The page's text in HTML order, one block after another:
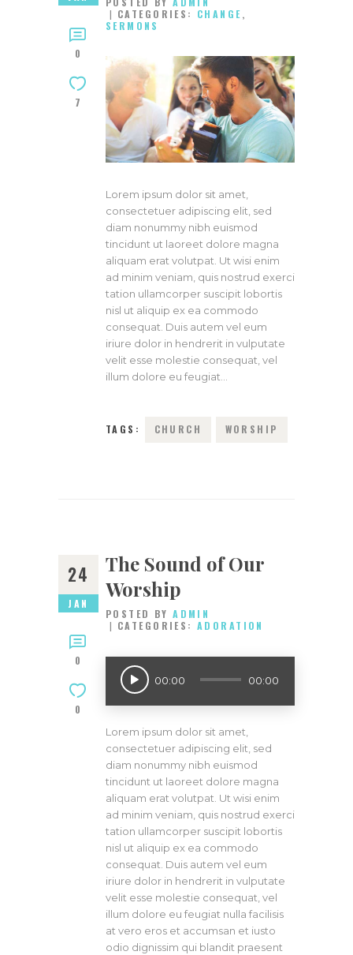
0
7
CATEGORIES: CHANGE,
SERMONS
Lorem ipsum dolor sit amet,
consectetuer adipiscing elit, sed
diam nonummy nibh euismod
tincidunt ut laoreet dolore magna
aliquam erat volutpat. Ut wisi enim
ad minim veniam, quis nostrud exerci
tation ullamcorper suscipit lobortis
nisl ut aliquip ex ea commodo
consequat. Duis autem vel eum
iriure dolor in hendrerit in vulputate
velit esse molestie consequat, vel
illum dolore eu feugiat…
TAGS: CHURCH WORSHIP
24
JAN
0
0
The Sound of Our
Worship
POSTED BYADMIN
CATEGORIES:ADORATION
Audio
Player
00:00 00:00
Lorem ipsum dolor sit amet,
consectetuer adipiscing elit, sed
diam nonummy nibh euismod
tincidunt ut laoreet dolore magna
aliquam erat volutpat. Ut wisi enim
ad minim veniam, quis nostrud exerci
tation ullamcorper suscipit lobortis
nisl ut aliquip ex ea commodo
consequat. Duis autem vel eum
iriure dolor in hendrerit in vulputate
velit esse molestie consequat, vel
illum dolore eu feugiat nulla facilisis
at vero eros et accumsan et iusto
odio dignissim qui blandit praesent